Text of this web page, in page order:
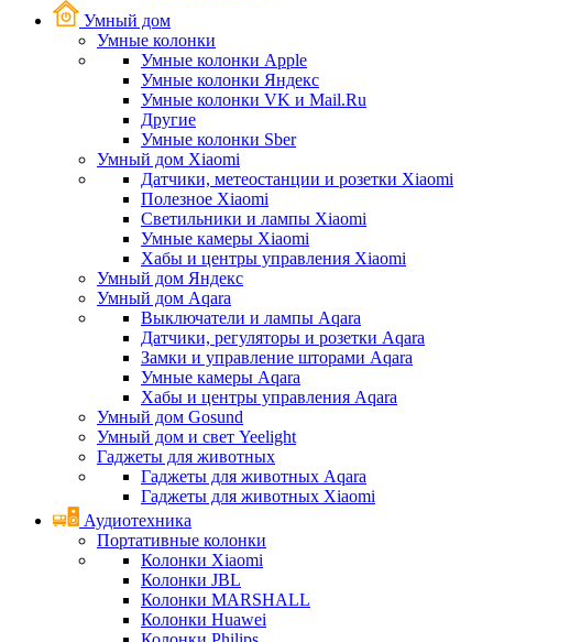
Умный дом
Умные колонки
Умные колонки Apple
Умные колонки Яндекс
Умные колонки VK и Mail.Ru
Другие
Умные колонки Sber
Умный дом Xiaomi
Датчики, метеостанции и розетки Xiaomi
Полезное Xiaomi
Светильники и лампы Xiaomi
Умные камеры Xiaomi
Хабы и центры управления Xiaomi
Умный дом Яндекс
Умный дом Aqara
Выключатели и лампы Aqara
Датчики, регуляторы и розетки Aqara
Замки и управление шторами Aqara
Умные камеры Aqara
Хабы и центры управления Aqara
Умный дом Gosund
Умный дом и свет Yeelight
Гаджеты для животных
Гаджеты для животных Aqara
Гаджеты для животных Xiaomi
Аудиотехника
Портативные колонки
Колонки Xiaomi
Колонки JBL
Колонки MARSHALL
Колонки Huawei